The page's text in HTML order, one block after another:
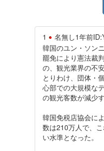
1 名無し1年前
韓国のユン・ソン
罷免により憲法裁
の、観光業界の不
とりわけ、団体・
心部での大規模な
の観光客数が減少
韓国免税店協会に
数は210万人で、
い水準となった。